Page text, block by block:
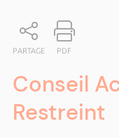
PARTAGE PDF
Conseil
Restreint